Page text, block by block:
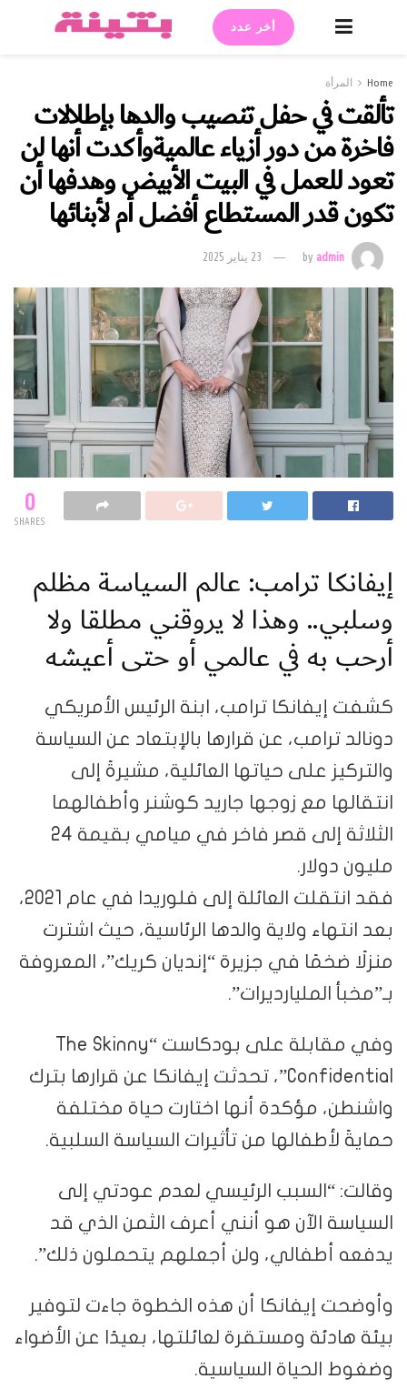
أخر عدد
Home المرأة
تألقت في حفل تنصيب والدها بإطلالات
فاخرة من دور أزياء عالميةوأكدت أنها لن
تعود للعمل في البيت الأبيض وهدفها أن
تكون قدر المستطاع أفضل أم لأبنائها
byadmin 23 يناير 2025
0
SHARES
إيفانكا ترامب: عالم السياسة مظلم
وسلبي.. وهذا لا يروقني مطلقا ولا
أرحب به في عالمي أو حتى أعيشه
كشفت إيفانكا ترامب، ابنة الرئيس الأمريكي
دونالد ترامب، عن قرارها بالإبتعاد عن السياسة
والتركيز على حياتها العائلية، مشيرةً إلى
انتقالها مع زوجها جاريد كوشنر وأطفالهما
الثلاثة إلى قصر فاخر في ميامي بقيمة 24
مليون دولار.
فقد انتقلت العائلة إلى فلوريدا في عام 2021،
بعد انتهاء ولاية والدها الرئاسية، حيث اشترت
منزلًا ضخمًا في جزيرة “إنديان كريك”، المعروفة
بـ”مخبأ المليارديرات”.
وفي مقابلة على بودكاست “The Skinny
Confidential”، تحدثت إيفانكا عن قرارها بترك
واشنطن، مؤكدة أنها اختارت حياة مختلفة
حمايةً لأطفالها من تأثيرات السياسة السلبية.
وقالت: “السبب الرئيسي لعدم عودتي إلى
السياسة الآن هو أنني أعرف الثمن الذي قد
يدفعه أطفالي، ولن أجعلهم يتحملون ذلك”.
وأوضحت إيفانكا أن هذه الخطوة جاءت لتوفير
بيئة هادئة ومستقرة لعائلتها، بعيدًا عن الأضواء
وضغوط الحياة السياسية.